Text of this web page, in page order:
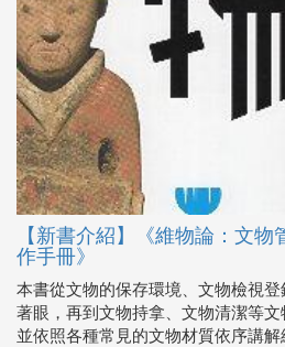
【新書介紹】《維物論：文
作手冊》
本書從文物的保存環境、文物檢視
著眼，再到文物持拿、文物清潔等文
並依照各種常見的文物材質依序講解